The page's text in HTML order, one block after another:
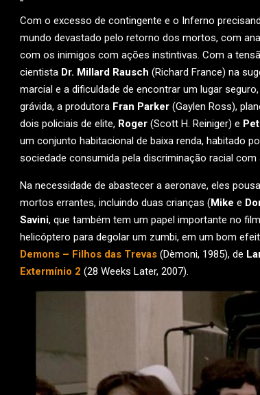
Com o excesso de contingente e o Inferno
mundo devastado pelo retorno dos mortos, com
com os inimigos com ações instintivas. Com a
cientista Dr. Millard Rausch (Richard France) na
marcial e a dificuldade de encontrar um lugar
grávida, a produtora Fran Parker (Gaylen Ross),
dois policiais de elite, Roger (Scott H. Reiniger) e
um conjunto habitacional de baixa renda, habitado
sociedade consumida pela discriminação racial
Na necessidade de abastecer a aeronave, eles
mortos errantes, incluindo duas crianças (Mike e
Savini, que também tem um papel importante no
helicóptero para degolar um zumbi, em um bom
Demons – Filhos das Trevas (Dèmoni, 1985), de
Extermínio 2 (28 Weeks Later, 2007).